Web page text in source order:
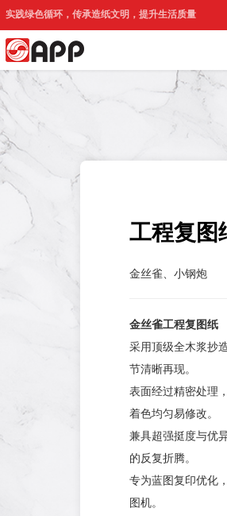
实践绿色循环，传承造纸文明，提升生活质量
工程复图
金丝雀、小钢炮
金丝雀工程复图纸
采用顶级全木浆抄
节清晰再现。
表面经过精密处理
着色均匀易修改。
兼具超强挺度与优
的反复折腾。
专为蓝图复印优化
图机。